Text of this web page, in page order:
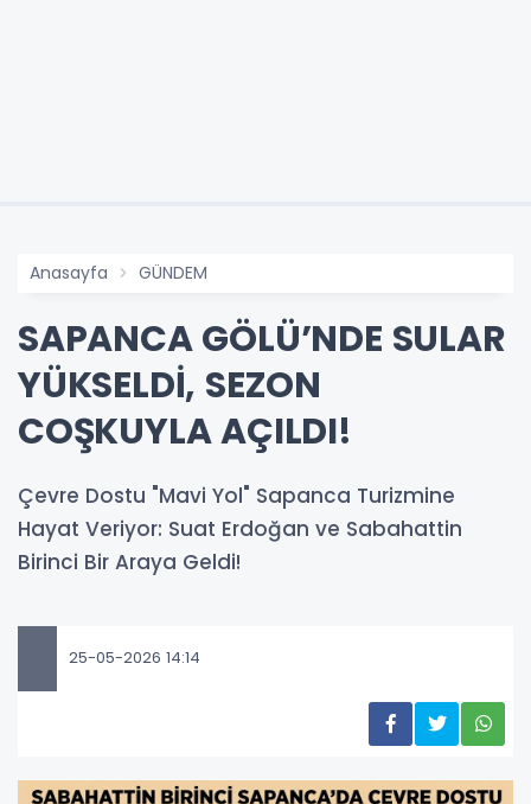
Anasayfa GÜNDEM
SAPANCA GÖLÜ’NDE SULAR
YÜKSELDİ, SEZON
COŞKUYLA AÇILDI!
Çevre Dostu "Mavi Yol" Sapanca Turizmine
Hayat Veriyor: Suat Erdoğan ve Sabahattin
Birinci Bir Araya Geldi!
25-05-2026 14:14